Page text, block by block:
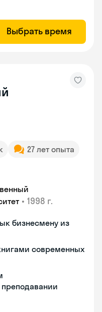
Выбрать время
27 лет опыта
• 1998 г.
бизнесмену из
современных